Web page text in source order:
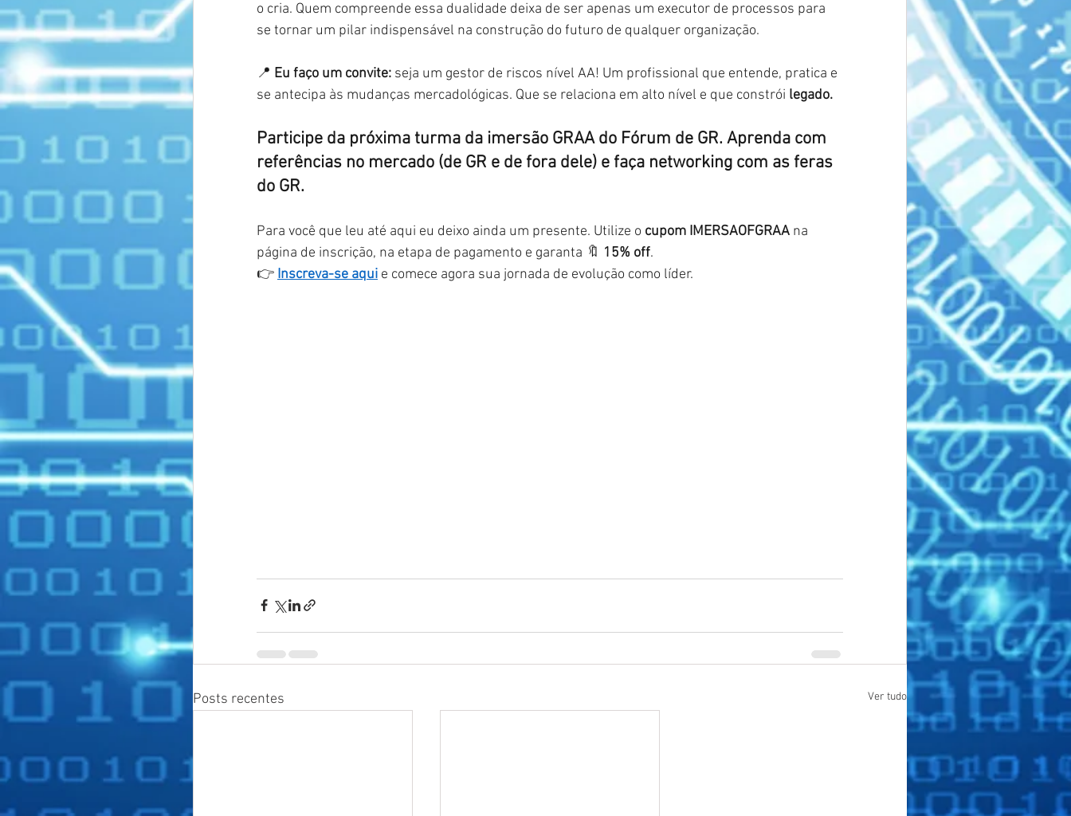
o cria. Quem compreende essa dualidade deixa de ser apenas um executor de processos para
se tornar um pilar indispensável na construção do futuro de qualquer organização.
📍 Eu faço um convite: seja um gestor de riscos nível AA! Um profissional que entende, pratica e
se antecipa às mudanças mercadológicas. Que se relaciona em alto nível e que constrói legado.
Participe da próxima turma da imersão GRAA do Fórum de GR. Aprenda com
referências no mercado (de GR e de fora dele) e faça networking com as feras
do GR.
Para você que leu até aqui eu deixo ainda um presente. Utilize o cupom IMERSAOFGRAA na
página de inscrição, na etapa de pagamento e garanta 🔖 15% off.
👉 Inscreva-se aqui e comece agora sua jornada de evolução como líder.
Posts recentes Ver tudo